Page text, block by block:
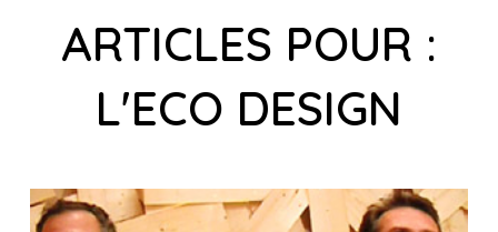
ARTICLES POUR :
L'ECO DESIGN